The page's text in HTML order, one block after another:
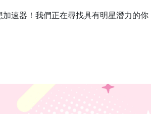
速器！我們正在尋找具有明星潛力的你